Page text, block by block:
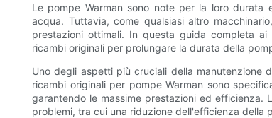
Le pompe Warman sono note per la loro
acqua. Tuttavia, come qualsiasi altro
prestazioni ottimali. In questa guida completa
ricambi originali per prolungare la durata della
Uno degli aspetti più cruciali della manutenzione
ricambi originali per pompe Warman sono
garantendo le massime prestazioni ed
problemi, tra cui una riduzione dell'efficienza della